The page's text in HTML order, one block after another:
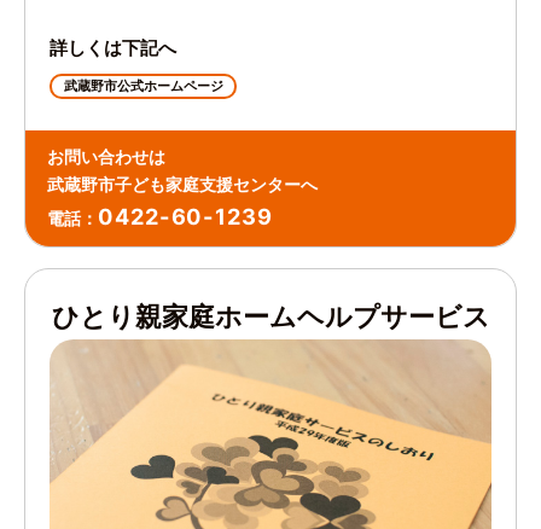
詳しくは下記へ
武蔵野市公式ホームページ
お問い合わせは
武蔵野市子ども家庭支援センターへ
電話： 0422-60-1239
ひとり親家庭ホームヘルプサービス